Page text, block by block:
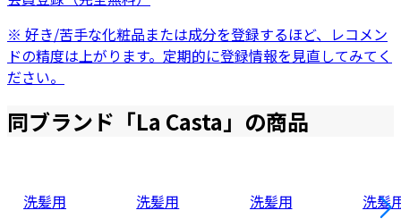
※ 好き/苦手な化粧品または成分を登録するほど、レコメン
ドの精度は上がります。定期的に登録情報を見直してみてく
ださい。
同ブランド「La Casta」の商品
洗髪用
洗髪用
洗髪用
洗髪